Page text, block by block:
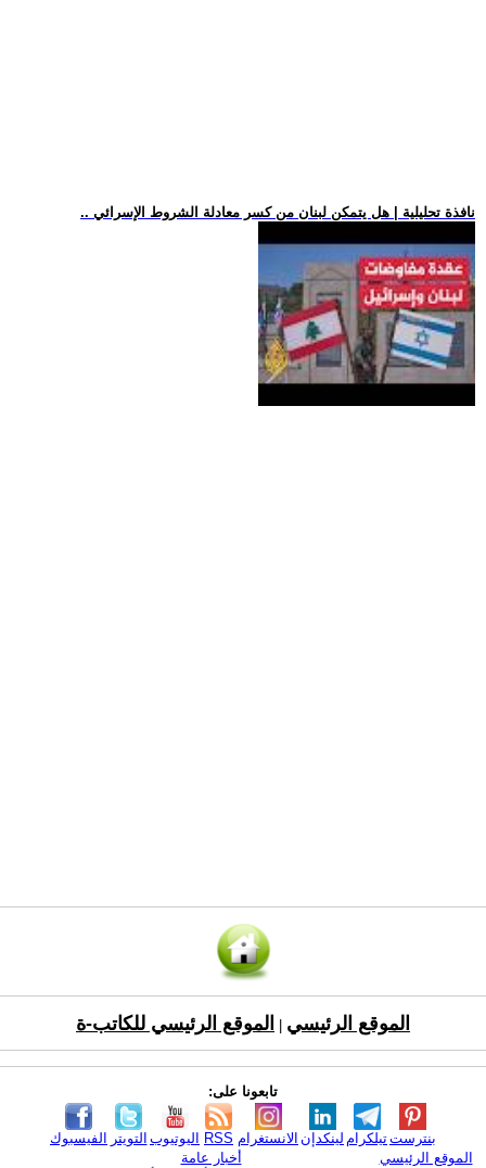
.. نافذة تحليلية | هل يتمكن لبنان من كسر معادلة الشروط الإسرائي
الموقع الرئيسي الموقع الرئيسي للكاتب-ة
تابعونا على:
الفيسبوك التويتر اليوتيوب RSS الانستغرام لينكدإن تيلكرامبنترست
الموقع الرئيسي
أخبار عامة